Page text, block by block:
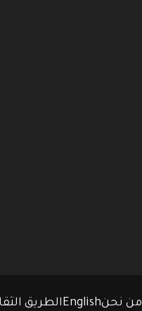
من نحنEnglishالطريق